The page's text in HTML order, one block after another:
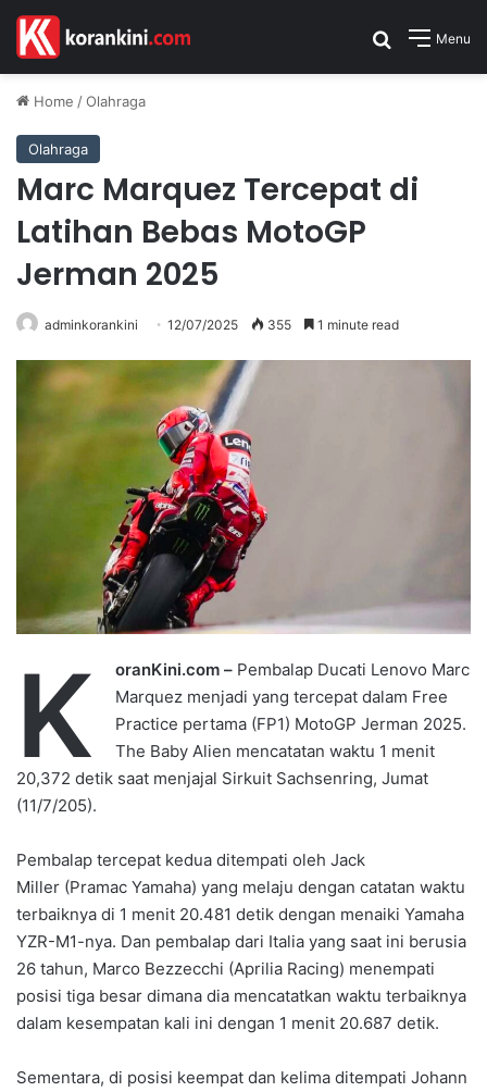
Menu
Search for
Home /Olahraga
Olahraga
Marc Marquez Tercepat di
Latihan Bebas MotoGP
Jerman 2025
adminkorankini 12/07/2025 355 1 minute read
K oranKini.com – Pembalap Ducati Lenovo Marc
Marquez menjadi yang tercepat dalam Free
Practice pertama (FP1) MotoGP Jerman 2025.
The Baby Alien mencatatan waktu 1 menit
20,372 detik saat menjajal Sirkuit Sachsenring, Jumat
(11/7/205).
Pembalap tercepat kedua ditempati oleh Jack
Miller (Pramac Yamaha) yang melaju dengan catatan waktu
terbaiknya di 1 menit 20.481 detik dengan menaiki Yamaha
YZR-M1-nya. Dan pembalap dari Italia yang saat ini berusia
26 tahun, Marco Bezzecchi (Aprilia Racing) menempati
posisi tiga besar dimana dia mencatatkan waktu terbaiknya
dalam kesempatan kali ini dengan 1 menit 20.687 detik.
Sementara, di posisi keempat dan kelima ditempati Johann